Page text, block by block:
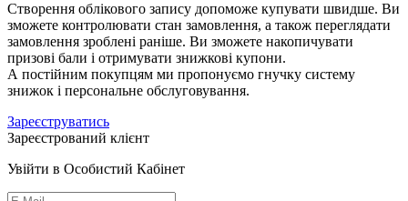
Створення облікового запису допоможе купувати швидше. Ви
зможете контролювати стан замовлення, а також переглядати
замовлення зроблені раніше. Ви зможете накопичувати
призові бали і отримувати знижкові купони.
А постійним покупцям ми пропонуємо гнучку систему
знижок і персональне обслуговування.
Зареєструватись
Зареєстрований клієнт
Увійти в Особистий Кабінет